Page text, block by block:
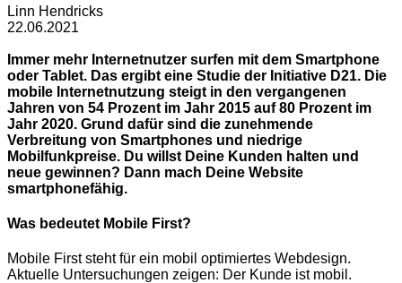
Linn Hendricks
22.06.2021
Immer mehr Internetnutzer surfen mit dem Smartphone
oder Tablet. Das ergibt eine Studie der Initiative D21. Die
mobile Internetnutzung steigt in den vergangenen
Jahren von 54 Prozent im Jahr 2015 auf 80 Prozent im
Jahr 2020. Grund dafür sind die zunehmende
Verbreitung von Smartphones und niedrige
Mobilfunkpreise. Du willst Deine Kunden halten und
neue gewinnen? Dann mach Deine Website
smartphonefähig.
Was bedeutet Mobile First?
Mobile First steht für ein mobil optimiertes Webdesign.
Aktuelle Untersuchungen zeigen: Der Kunde ist mobil.